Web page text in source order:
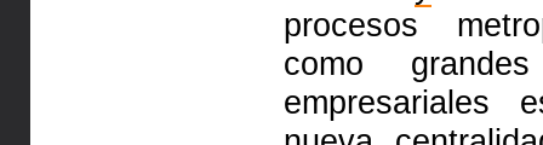
pro­­cesos
como
empresariales